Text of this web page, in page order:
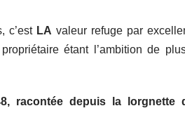
c’est LA valeur refuge par
étant l’ambition de
racontée depuis la lorgnette